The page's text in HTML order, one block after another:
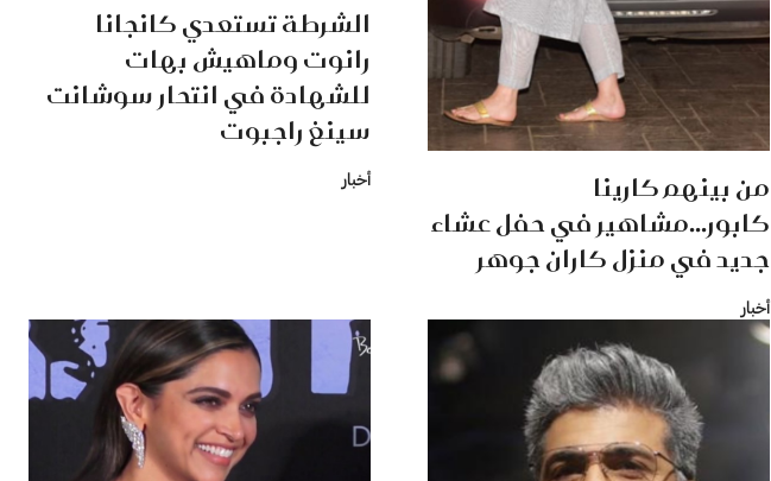
من بينهم كارينا
كابور...مشاهير في حفل عشاء
جديد في منزل كاران جوهر
أخبار
الشرطة تستعدي كانجانا
رانوت وماهيش بهات
للشهادة في انتحار سوشانت
سينغ راجبوت
أخبار